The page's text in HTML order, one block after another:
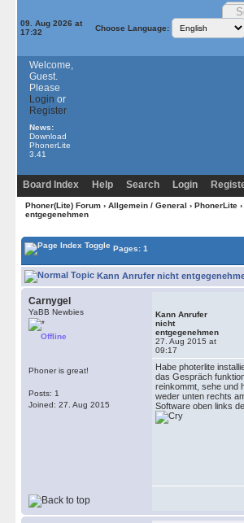
09. Aug 2026 at
17:32
Choose Language:
Welcome,
Guest.
Please
Login or
Register
News:
Download
PhonerLite
3.41
Board Index Help Search Login
Phoner(Lite) Forum› Allgemein / General › PhonerLite›
entgegenehmen
Pages: 1
Kann Anrufer nicht
Carnygel
YaBB Newbies
Offline
Phoner is great!
Posts: 1
Joined: 27. Aug 2015
Kann Anrufer
nicht
entgegenehmen
27. Aug 2015 at
09:17
Habe photerlite
das Gespräch
reinkommt, sehe und
weder unten rechts
Software oben links